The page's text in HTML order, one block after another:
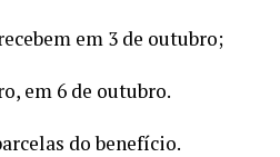
em 3 de outubro;
em 6 de outubro.
do benefício.